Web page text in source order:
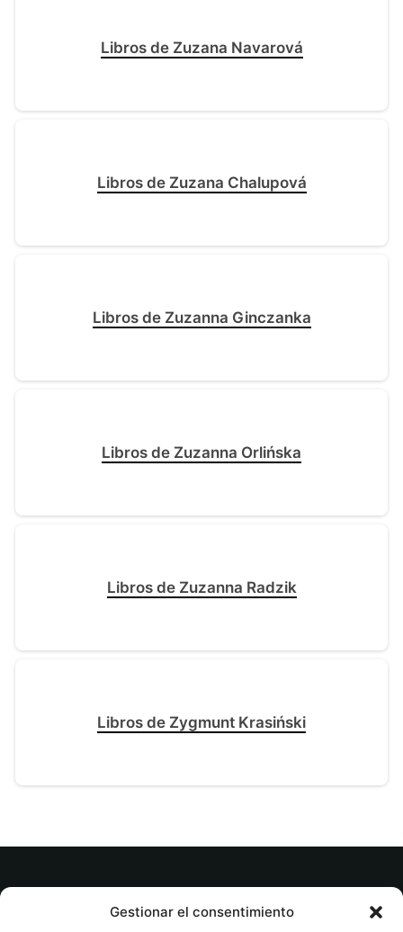
Gestionar el consentimiento
Libros de Zuzana Navarová
Libros de Zuzana Chalupová
Libros de Zuzanna Ginczanka
Libros de Zuzanna Orlińska
Libros de Zuzanna Radzik
Libros de Zygmunt Krasiński
© tuslibrosvip.com · Todos los derechos